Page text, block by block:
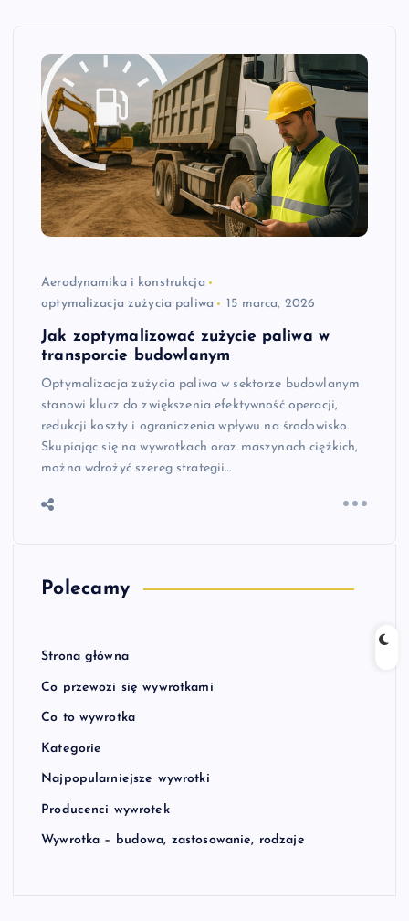
Aerodynamika i konstrukcja
optymalizacja zużycia paliwa
15 marca, 2026
Jak zoptymalizować zużycie paliwa w
transporcie budowlanym
Optymalizacja zużycia paliwa w sektorze budowlanym
stanowi klucz do zwiększenia efektywność operacji,
redukcji koszty i ograniczenia wpływu na środowisko.
Skupiając się na wywrotkach oraz maszynach ciężkich,
można wdrożyć szereg strategii…
Polecamy
Strona główna
Co przewozi się wywrotkami
Co to wywrotka
Kategorie
Najpopularniejsze wywrotki
Producenci wywrotek
Wywrotka – budowa, zastosowanie, rodzaje